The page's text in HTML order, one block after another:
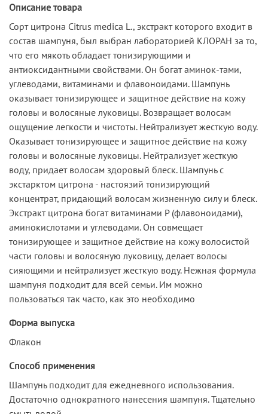
Описание товара
Сорт цитрона Citrus medica L., экстракт которого входит в
состав шампуня, был выбран лабораторией КЛОРАН за то,
что его мякоть обладает тонизирующими и
антиоксидантными свойствами. Он богат аминок-тами,
углеводами, витаминами и флавоноидами. Шампунь
оказывает тонизирующее и защитное действие на кожу
головы и волосяные луковицы. Возвращает волосам
ощущение легкости и чистоты. Нейтрализует жесткую воду.
Оказывает тонизирующее и защитное действие на кожу
головы и волосяные луковицы. Нейтрализует жесткую
воду, придает волосам здоровый блеск. Шампунь с
экстарктом цитрона - настоязий тонизирующий
концентрат, придающий волосам жизненную силу и блеск.
Экстракт цитрона богат витаминами Р (флавоноидами),
аминокислотами и углеводами. Он совмещает
тонизирующее и защитное действие на кожу волосистой
части головы и волосяную луковицу, делает волосы
сияющими и нейтрализует жесткую воду. Нежная формула
шампуня подходит для всей семьи. Им можно
пользоваться так часто, как это необходимо
Форма выпуска
Флакон
Способ применения
Шампунь подходит для ежедневного использования.
Достаточно однократного нанесения шампуня. Тщательно